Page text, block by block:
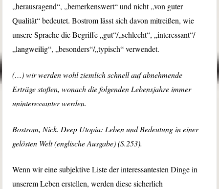
„herausragend“, „bemerkenswert“ und nicht „von guter
Qualität“ bedeutet. Bostrom lässt sich davon mitreißen, wie
unsere Sprache die Begriffe „gut“/„schlecht“, „interessant“/
„langweilig“, „besonders“/„typisch“ verwendet.
(…) wir werden wohl ziemlich schnell auf abnehmende
Erträge stoßen, wonach die folgenden Lebensjahre immer
uninteressanter werden.
Bostrom, Nick. Deep Utopia: Leben und Bedeutung in einer
gelösten Welt (englische Ausgabe) (S.253).
Wenn wir eine subjektive Liste der interessantesten Dinge in
unserem Leben erstellen, werden diese sicherlich